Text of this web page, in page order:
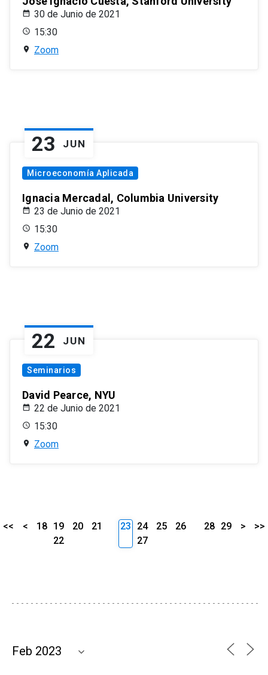
30 de Junio de 2021
15:30
Zoom
23 JUN
Microeconomía Aplicada
Ignacia Mercadal, Columbia University
23 de Junio de 2021
15:30
Zoom
22 JUN
Seminarios
David Pearce, NYU
22 de Junio de 2021
15:30
Zoom
<< < 18 19 20
21
22
23 24 25
26
27
28 29 > >>